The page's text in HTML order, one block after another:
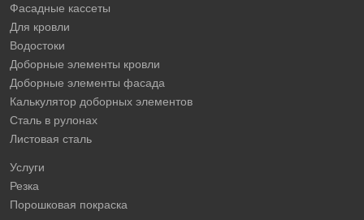
Фасадные кассеты
Для кровли
Водостоки
Доборные элементы кровли
Доборные элементы фасада
Калькулятор доборных элементов
Сталь в рулонах
Листовая сталь
Услуги
Резка
Порошковая покраска